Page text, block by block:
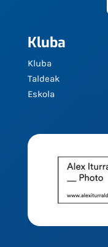
Kluba
Kluba
Taldeak
Eskola